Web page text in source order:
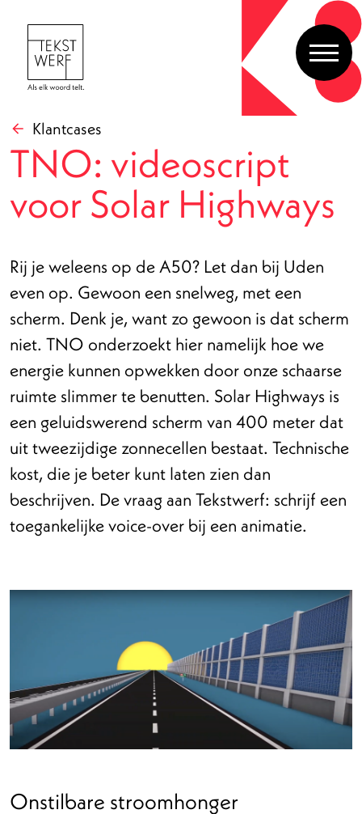
Klantcases
TNO: videoscript
voor Solar Highways
Rij je weleens op de A50? Let dan bij Uden
even op. Gewoon een snelweg, met een
scherm. Denk je, want zo gewoon is dat scherm
niet. TNO onderzoekt hier namelijk hoe we
energie kunnen opwekken door onze schaarse
ruimte slimmer te benutten. Solar Highways is
een geluidswerend scherm van 400 meter dat
uit tweezijdige zonnecellen bestaat. Technische
kost, die je beter kunt laten zien dan
beschrijven. De vraag aan Tekstwerf: schrijf een
toegankelijke voice-over bij een animatie.
Onstilbare stroomhonger